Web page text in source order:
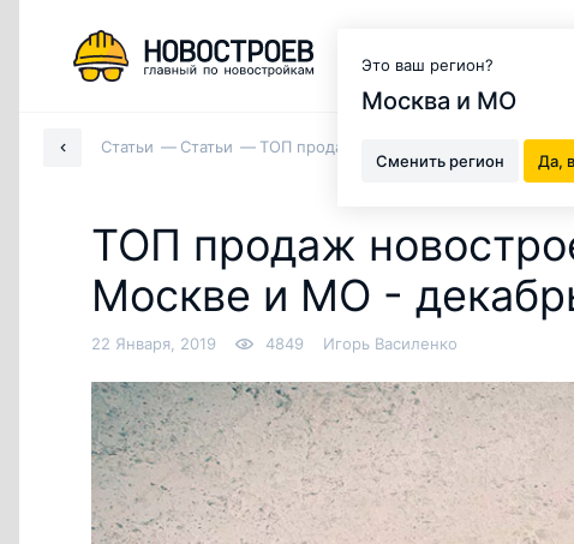
Это ваш регион?
Москва и МО
Сменить регион Да,
Статьи Статьи ТОП продаж новостроек в Москве,
ТОП продаж
Москве и МО -
22 Января, 2019 4849 Игорь Василенко